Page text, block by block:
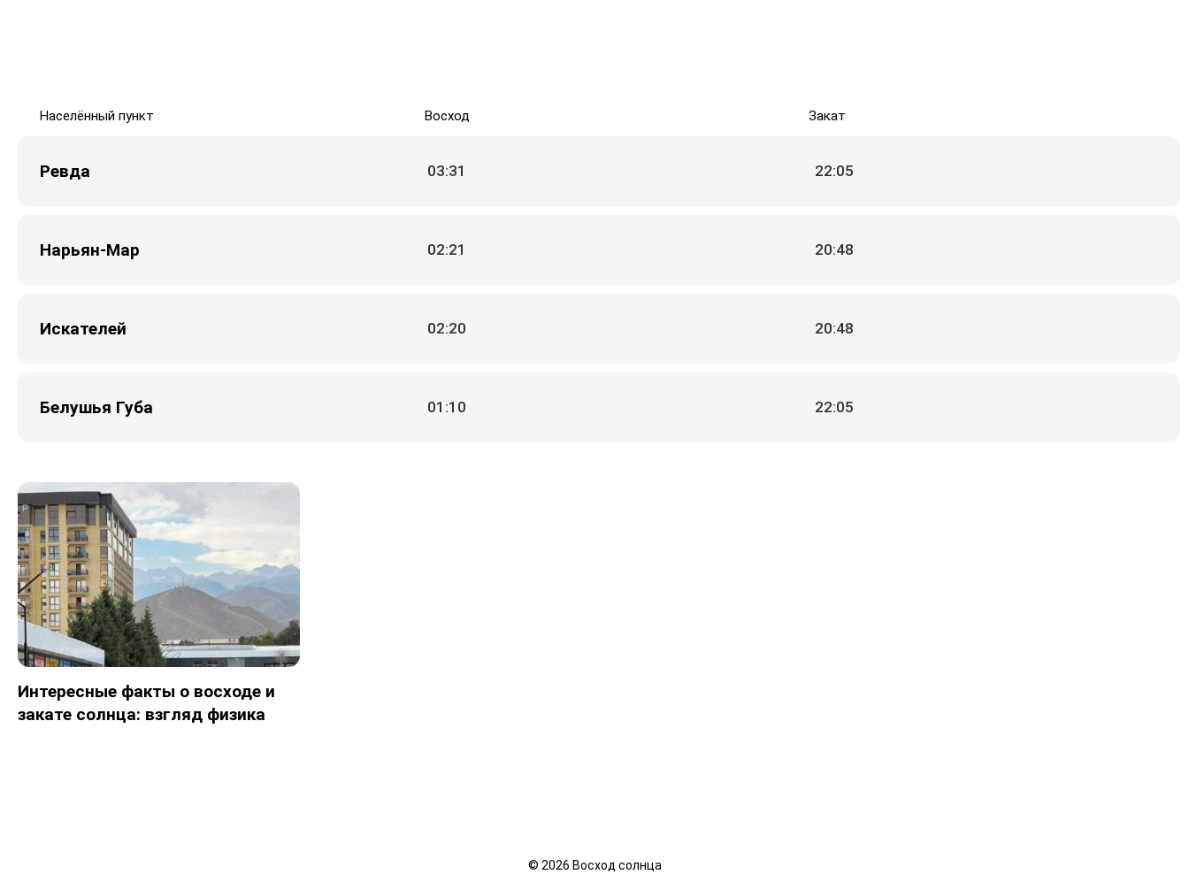
Населённый пункт Восход Закат
Ревда 03:31 22:05
Нарьян-Мар 02:21 20:48
Искателей 02:20 20:48
Белушья Губа 01:10 22:05
Интересные факты о восходе и
закате солнца: взгляд физика
© 2026 Восход солнца